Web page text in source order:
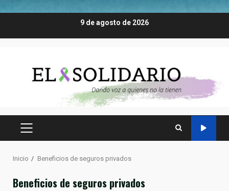
9 de agosto de 2026
MENÚ
Inicio Beneficios de seguros privados
Beneficios de seguros privados